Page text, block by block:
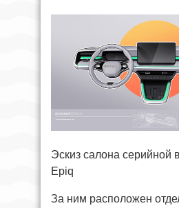
Эскиз салона серийной
Epiq
За ним расположен